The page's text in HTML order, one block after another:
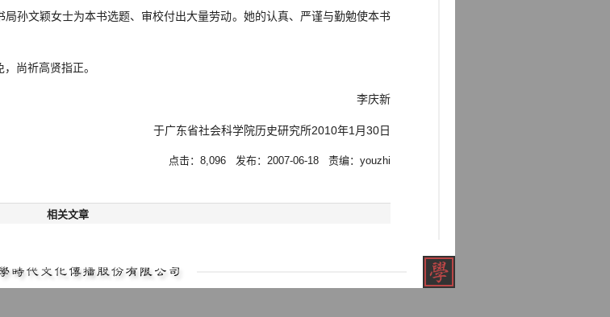
文颖女士为本书选题、审校付出大量劳动。她的认真、严谨与勤勉使本书
尚祈高贤指正。
李庆新
于广东省社会科学院历史研究所2010年1月30日
点击：8,096 发布：2007-06-18 责编：youzhi
相关文章